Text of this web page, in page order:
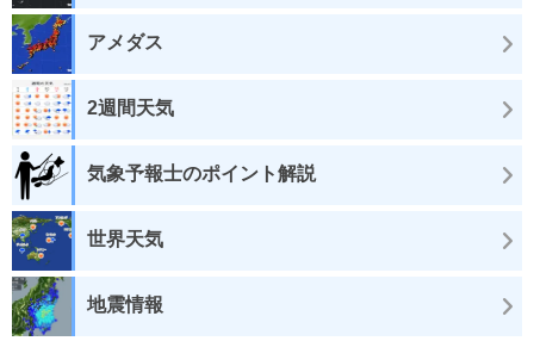
アメダス
2週間天気
気象予報士のポイント解説
世界天気
地震情報